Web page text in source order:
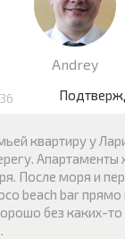
Andrey
квартиру у
Апартаменты
После моря и
beach bar
без каких-то